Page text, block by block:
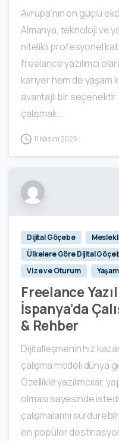
Avrupa’nın en güçlü
Almanya, teknoloji ve
nitelikli profesyonel
freelance yazılımcı
kariyer hem de yaşam
avantajlı bir
çalışmak...
11 Kasım 2025
Dijital Göçebe
Ülkelere Göre Dijital
Vize ve Oturum
Freelance
İspanya’da
& Rehber
Dijitalleşmenin hız
çalışma modeli dünya
Özellikle yazılımcılar,
olması sayesinde
çalışmalarını
en popüler